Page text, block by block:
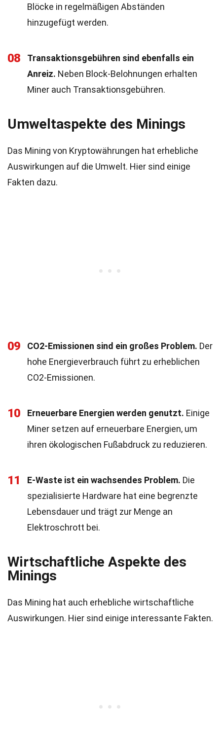
Blöcke in regelmäßigen Abständen
hinzugefügt werden.
08
Transaktionsgebühren sind ebenfalls ein
Anreiz. Neben Block-Belohnungen erhalten
Miner auch Transaktionsgebühren.
Umweltaspekte des Minings
Das Mining von Kryptowährungen hat erhebliche
Auswirkungen auf die Umwelt. Hier sind einige
Fakten dazu.
09 CO2-Emissionen sind ein großes Problem. Der
hohe Energieverbrauch führt zu erheblichen
CO2-Emissionen.
10 Erneuerbare Energien werden genutzt. Einige
Miner setzen auf erneuerbare Energien, um
ihren ökologischen Fußabdruck zu reduzieren.
11 E-Waste ist ein wachsendes Problem. Die
spezialisierte Hardware hat eine begrenzte
Lebensdauer und trägt zur Menge an
Elektroschrott bei.
Wirtschaftliche Aspekte des
Minings
Das Mining hat auch erhebliche wirtschaftliche
Auswirkungen. Hier sind einige interessante Fakten.